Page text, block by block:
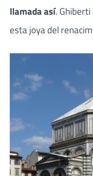
llamada así.
esta joya del